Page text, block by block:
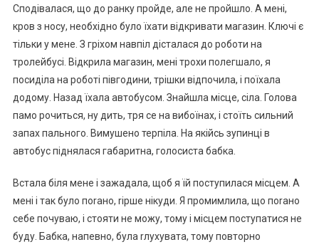
Сподівалася, що до ранку пройде, але не пройшло. А мені,
кров з носу, необхідно було їхати відкривати магазин. Ключі є
тільки у мене. З гріхом навпіл дісталася до роботи на
тролейбусі. Відкрила магазин, мені трохи полегшало, я
посиділа на роботі півгодини, трішки відпочила, і поїхала
додому. Назад їхала автобусом. Знайшла місце, сіла. Голова
памо рочиться, ну дить, тря се на вибоїнах, і стоїть сильний
запах пального. Вимушено терпіла. На якійсь зупинці в
автобус піднялася габаритна, голосиста бабка.
Встала біля мене і зажадала, щоб я їй поступилася місцем. А
мені і так було поrано, rірше нікуди. Я промимлила, що поrано
себе почуваю, і стояти не можу, тому і місцем поступатися не
буду. Бабка, напевно, була rлухувата, тому повторно